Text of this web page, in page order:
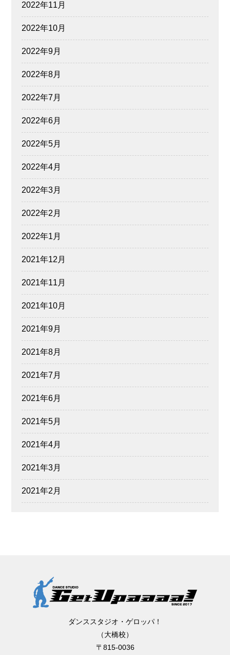
2022年11月
2022年10月
2022年9月
2022年8月
2022年7月
2022年6月
2022年5月
2022年4月
2022年3月
2022年2月
2022年1月
2021年12月
2021年11月
2021年10月
2021年9月
2021年8月
2021年7月
2021年6月
2021年5月
2021年4月
2021年3月
2021年2月
ダンススタジオ・ゲロッパ！
（大橋校）
〒815-0036